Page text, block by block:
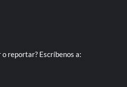
reportar? Escríbenos a: